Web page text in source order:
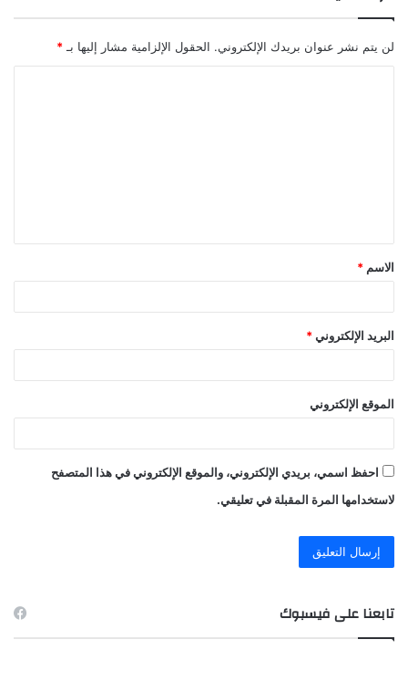
لن يتم نشر عنوان بريدك الإلكتروني. الحقول الإلزامية مشار إليها بـ *
ق
*
الاسم *
البريد الإلكتروني *
الموقع الإلكتروني
احفظ اسمي، بريدي الإلكتروني، والموقع الإلكتروني في هذا المتصفح
لاستخدامها المرة المقبلة في تعليقي.
تابعنا على فيسبوك